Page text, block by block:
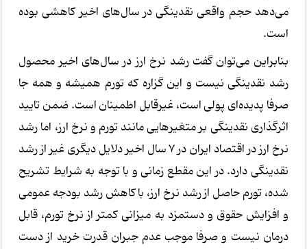
می‌دهد حجم واقعی نقدینگی در سال‌های اخیر کاهشی بوده
است.
بنابراین می‌توان گفت رشد نرخ ارز در سال‌های اخیر محصول
رشد نقدینگی نیست و این گزاره که تورم همیشه و همه جا
صرفا پدیده‌ای پولی است، غیرقابل اطمینان است. ضمن تایید
اثرگذاری نقدینگی بر متغیرهایی مانند تورم و نرخ ارز، اما رشد
نرخ ارز در اقتصاد ایران در ۷ سال اخیر دلایل دیگری غیر از رشد
نقدینگی دارد. در این مقطع زمانی و با توجه به شرایط تشریح
شده، تورم حاصل از رشد نرخ ارز، با کاهش رشد بودجه عمومی
و افزایش حقوق و دستمزد به میزانی کمتر از نرخ تورم، قابل
درمان نیست و صرفا موجب عدم جبران قدرت خرید از دست